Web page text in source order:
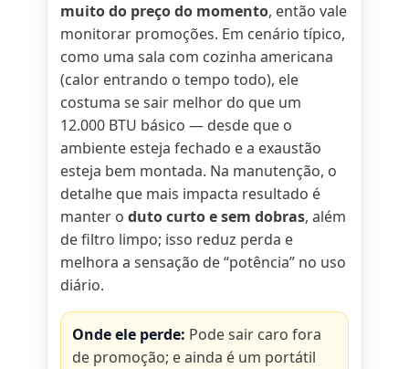
muito do preço do momento, então vale
monitorar promoções. Em cenário típico,
como uma sala com cozinha americana
(calor entrando o tempo todo), ele
costuma se sair melhor do que um
12.000 BTU básico — desde que o
ambiente esteja fechado e a exaustão
esteja bem montada. Na manutenção, o
detalhe que mais impacta resultado é
manter o duto curto e sem dobras, além
de filtro limpo; isso reduz perda e
melhora a sensação de “potência” no uso
diário.
Onde ele perde: Pode sair caro fora
de promoção; e ainda é um portátil